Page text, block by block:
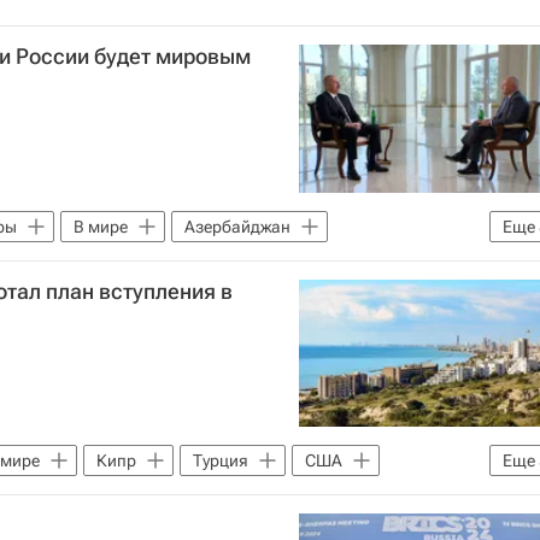
России будет мировым
Еще
В мире
Азербайджан
ОБСЕ ООН Жозеп Боррель
Россия
план вступления в
Еще
Кипр Турция
США
Джейк Салливан НАТО ООН